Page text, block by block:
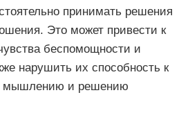
принимать решения
Это может привести к
беспомощности и
нарушить их способность к
мышлению и решению